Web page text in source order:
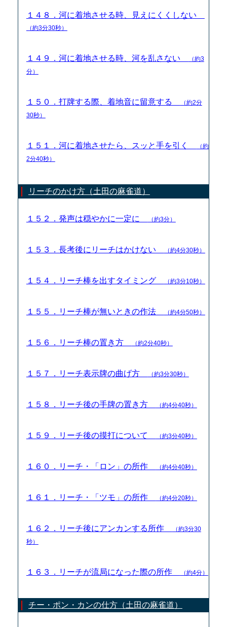
１４８．河に着地させる時、見えにくくしない
（約3分30秒）
１４９．河に着地させる時、河を乱さない
（約3
分）
１５０．打牌する際、着地音に留意する
（約2分
30秒）
１５１．河に着地させたら、スッと手を引く
（約
2分40秒）
リーチのかけ方（土田の麻雀道）
１５２．発声は穏やかに一定に （約3分）
１５３．長考後にリーチはかけない （約4分30秒）
１５４．リーチ棒を出すタイミング （約3分10秒）
１５５．リーチ棒が無いときの作法 （約4分50秒）
１５６．リーチ棒の置き方 （約2分40秒）
１５７．リーチ表示牌の曲げ方 （約3分30秒）
１５８．リーチ後の手牌の置き方 （約4分40秒）
１５９．リーチ後の摸打について （約3分40秒）
１６０．リーチ・「ロン」の所作 （約4分40秒）
１６１．リーチ・「ツモ」の所作 （約4分20秒）
１６２．リーチ後にアンカンする所作
（約3分30
秒）
１６３．リーチが流局になった際の所作 （約4分）
チー・ポン・カンの仕方（土田の麻雀道）